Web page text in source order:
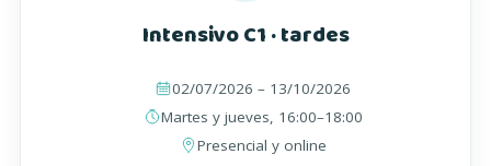
Intensivo C1 · tardes
02/07/2026 – 13/10/2026
Martes y jueves, 16:00–18:00
Presencial y online